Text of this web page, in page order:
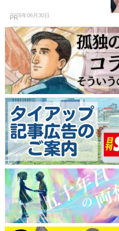
2026年06月30日
PR